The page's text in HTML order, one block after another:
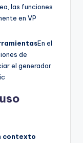
las funciones
en VP
En el
de
el generador
contexto